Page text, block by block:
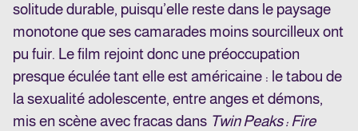
solitude durable, puisqu’elle reste dans le paysage
monotone que ses camarades moins sourcilleux ont
pu fuir. Le film rejoint donc une préoccupation
presque éculée tant elle est américaine : le tabou de
la sexualité adolescente, entre anges et démons,
mis en scène avec fracas dans Twin Peaks : Fire